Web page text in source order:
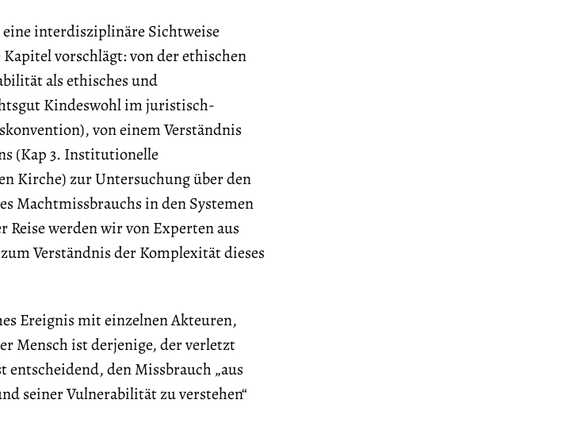
eine interdisziplinäre Sichtweise
vorschlägt: von der ethischen
als ethisches und
Kindeswohl im juristisch-
von einem Verständnis
(Kap 3. Institutionelle
Kirche) zur Untersuchung über den
Machtmissbrauchs in den Systemen
werden wir von Experten aus
Verständnis der Komplexität dieses
Ereignis mit einzelnen Akteuren,
Mensch ist derjenige, der verletzt
den Missbrauch „aus
seiner Vulnerabilität zu verstehen“